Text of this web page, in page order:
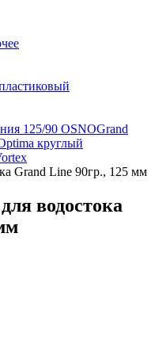
125/90 OSNOGrand
круглый
Grand Line 90гр., 125 мм
водостока